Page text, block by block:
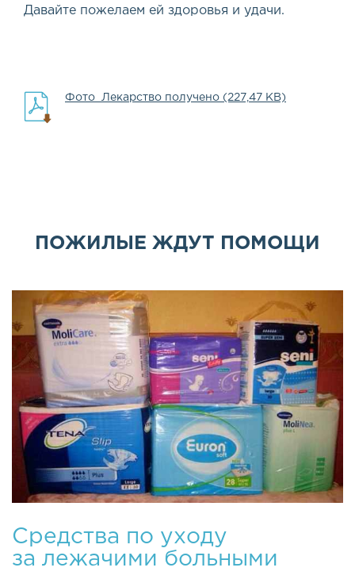
Давайте пожелаем ей здоровья и удачи.
Фото_Лекарство получено (227,47 KB)
ПОЖИЛЫЕ ЖДУТ ПОМОЩИ
Средства по уходу
за лежачими больными